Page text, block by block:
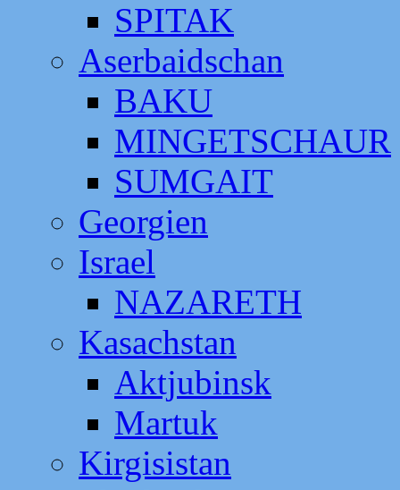
SPITAK
Aserbaidschan
BAKU
MINGETSCHAUR
SUMGAIT
Georgien
Israel
NAZARETH
Kasachstan
Aktjubinsk
Martuk
Kirgisistan